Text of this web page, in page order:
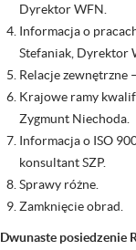
Dyrektor WFN.
Informacja o
Stefaniak, Dyrektor
Relacje zewnętrzne
Krajowe ramy
Zygmunt Niechoda.
Informacja o ISO
konsultant SZP.
Sprawy różne.
Zamknięcie obrad.
Dwunaste posiedzenie